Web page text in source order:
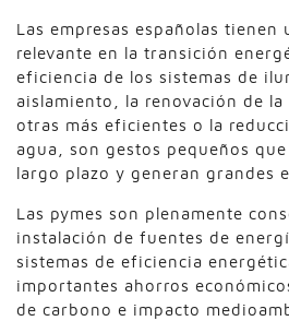
Las empresas españolas tienen
relevante en la transición
eficiencia de los sistemas de
aislamiento, la renovación de
otras más eficientes o la
agua, son gestos pequeños
largo plazo y generan grandes
Las pymes son plenamente
instalación de fuentes de
sistemas de eficiencia
importantes ahorros
de carbono e impacto